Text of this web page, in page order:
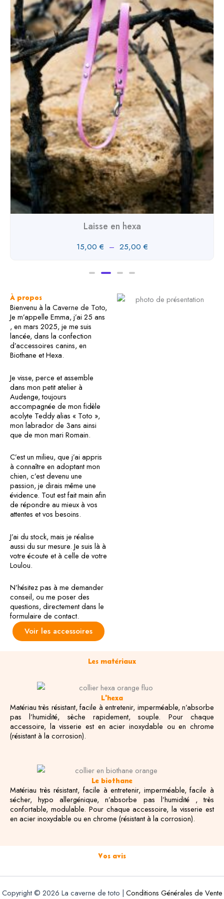
Laisse en biothane
28,00 €
À propos
Bienvenu à la Caverne de Toto,
Je m’appelle Emma, j’ai 25 ans
, en mars 2025, je me suis
lancée, dans la confection
d’accessoires canins, en
Biothane et Hexa.
Je visse, perce et assemble
dans mon petit atelier à
Audenge, toujours
accompagnée de mon fidèle
acolyte Teddy alias « Toto »,
mon labrador de 3ans ainsi
que de mon mari Romain.
C’est un milieu, que j’ai appris
à connaître en adoptant mon
chien, c’est devenu une
passion, je dirais même une
évidence. Tout est fait main afin
de répondre au mieux à vos
attentes et vos besoins.
J’ai du stock, mais je réalise
aussi du sur mesure. Je suis là à
votre écoute et à celle de votre
Loulou.
N’hésitez pas à me demander
conseil, ou me poser des
questions, directement dans le
formulaire de contact.
Voir les accessoires
Les matériaux
L'hexa
Matériau très résistant, facile à entretenir, imperméable, n’absorbe
pas l’humidité, sèche rapidement, souple. Pour chaque
accessoire, la visserie est en acier inoxydable ou en chrome
(résistant à la corrosion).
Le biothane
Matériau très résistant, facile à entretenir, imperméable, facile à
sécher, hypo allergénique, n’absorbe pas l’humidité , très
confortable, modulable. Pour chaque accessoire, la visserie est
en acier inoxydable ou en chrome (résistant à la corrosion).
Vos avis
Copyright © 2026 La caverne de toto | Conditions Générales de Vente